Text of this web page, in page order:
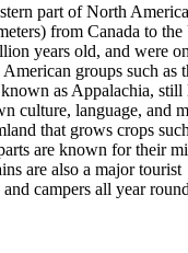
part of North
from Canada to
years old, and were
groups such as
as Appalachia,
culture, language, and
that grows crops
are known for their
are also a major tourist
campers all year